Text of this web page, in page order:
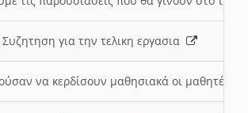
για την τελικη εργασια
να κερδίσουν μαθησιακά οι μαθητές/